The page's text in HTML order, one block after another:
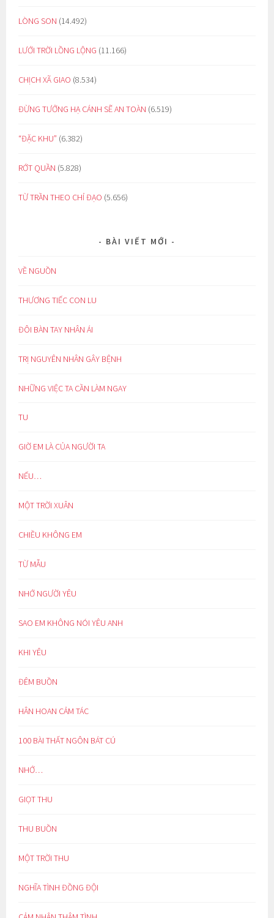
LÒNG SON (14.492)
LƯỚI TRỜI LỒNG LỘNG (11.166)
CHỊCH XÃ GIAO (8.534)
ĐỪNG TƯỞNG HẠ CÁNH SẼ AN TOÀN (6.519)
“ĐẶC KHU” (6.382)
RỚT QUẦN (5.828)
TỪ TRẦN THEO CHỈ ĐẠO (5.656)
BÀI VIẾT MỚI
VỀ NGUỒN
THƯƠNG TIẾC CON LU
ĐÔI BÀN TAY NHÂN ÁI
TRỊ NGUYÊN NHÂN GÂY BỆNH
NHỮNG VIỆC TA CẦN LÀM NGAY
TU
GIỜ EM LÀ CỦA NGƯỜI TA
NẾU…
MỘT TRỜI XUÂN
CHIỀU KHÔNG EM
TỪ MẪU
NHỚ NGƯỜI YÊU
SAO EM KHÔNG NÓI YÊU ANH
KHI YÊU
ĐÊM BUỒN
HÂN HOAN CẢM TÁC
100 BÀI THẤT NGÔN BÁT CÚ
NHỚ…
GIỌT THU
THU BUỒN
MỘT TRỜI THU
NGHĨA TÌNH ĐỒNG ĐỘI